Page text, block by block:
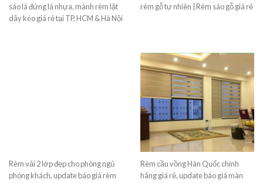
sáo lá đứng lá nhựa, mành rèm lật
dây kéo giá rẻ tại TP. HCM & Hà Nội
rèm gỗ tự nhiên | Rèm sáo gỗ giá rẻ
Rèm vải 2 lớp đẹp cho phòng ngủ
phòng khách, update báo giá rèm
Rèm cầu vồng Hàn Quốc chính
hãng giá rẻ, update báo giá màn